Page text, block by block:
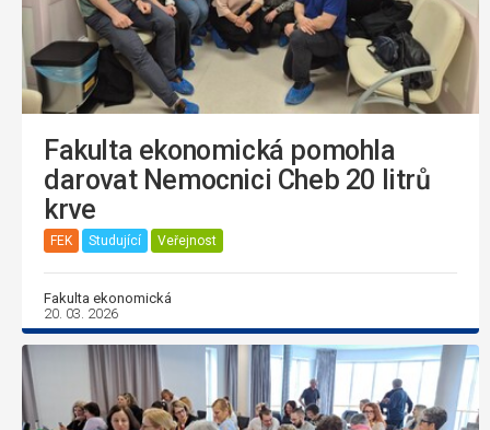
Fakulta ekonomická pomohla
darovat Nemocnici Cheb 20 litrů
krve
FEK Studující Veřejnost
Fakulta ekonomická
20. 03. 2026